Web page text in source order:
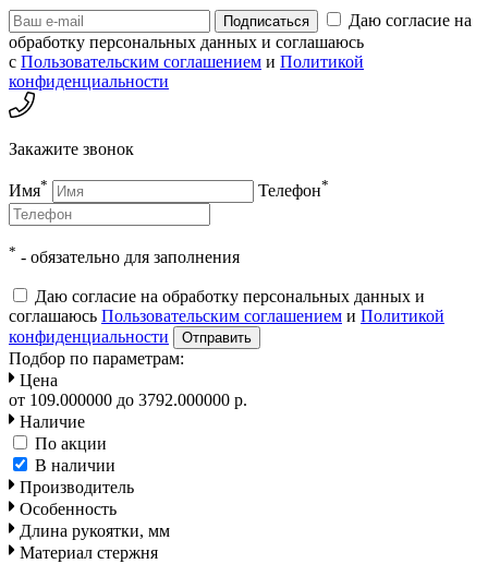
Подписаться
Даю согласие на
обработку персональных данных и соглашаюсь
с Пользовательским соглашением и Политикой
конфиденциальности
Закажите звонок
Имя* Телефон*
* - обязательно для заполнения
Даю согласие на обработку персональных данных и
соглашаюсь Пользовательским соглашением и Политикой
конфиденциальности
Отправить
Подбор по параметрам:
Цена
от 109.000000 до 3792.000000 р.
Наличие
По акции
В наличии
Производитель
Особенность
Длина рукоятки, мм
Материал стержня